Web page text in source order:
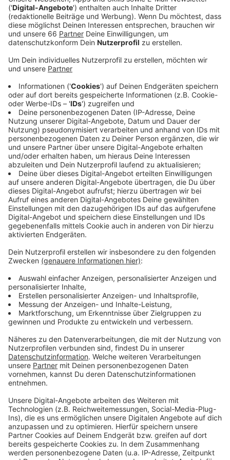
Tage-Inzidenz liegt bei 232,1. Sie hat damit den
dritten Tag in Folge einen Höchstwert erreicht.
Veröffentlicht:Mittwoch, 10.11.2021 04:49
Anzeige
Auch hier in Düsseldorf gehen die Corona-Zahlen stark
nach oben. Innerhalb eines Tages sind drei weitere
Menschen an den Folgen ihrer Infektion gestorben.
Seit Beginn der Pandemie im März vergangenen
Jahres haben damit 506 Düsseldorferinnen und
Düsseldorfer ihrer Infektion nicht überlebt. Stadt und
RKI melden heute für unsere Stadt 272 neue
Infektionen und einen 7-Tage-Wert von 174,7. Ein
Anstieg von knapp über 30 Punkten innerhalb eines
Tages.
Anzeige
Weitere Infos und Links zum Thema:
Anzeige
Düsseldorf: Impfstellen verzeichnen deutlich mehr
DFB: Keine Äußerung zum Impfstatus der Profis in
Quarantäne
Ampel will tägliche Tests für Ungeimpfte im Job
Anzeige